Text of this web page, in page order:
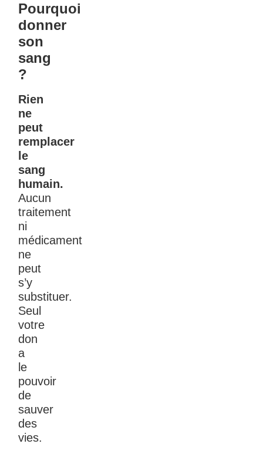
Pourquoi
donner
son
sang
?
Rien
ne
peut
remplacer
le
sang
humain.
Aucun
traitement
ni
médicament
ne
peut
s’y
substituer.
Seul
votre
don
a
le
pouvoir
de
sauver
des
vies.